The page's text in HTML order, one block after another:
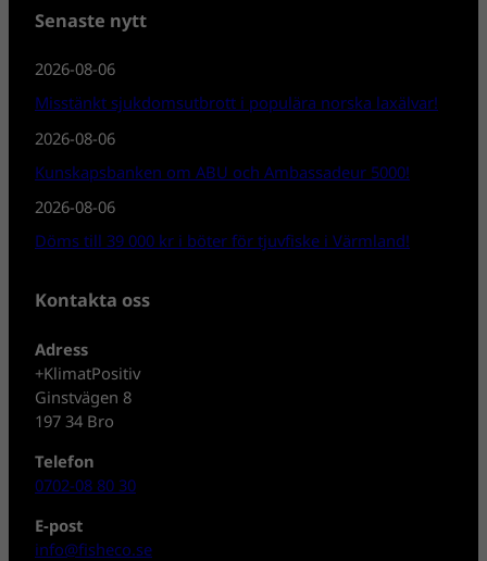
Senaste nytt
2026-08-06
Misstänkt sjukdomsutbrott i populära norska laxälvar!
2026-08-06
Kunskapsbanken om ABU och Ambassadeur 5000!
2026-08-06
Döms till 39 000 kr i böter för tjuvfiske i Värmland!
Kontakta oss
Adress
+KlimatPositiv
Ginstvägen 8
197 34 Bro
Telefon
0702-08 80 30
E-post
info@fisheco.se